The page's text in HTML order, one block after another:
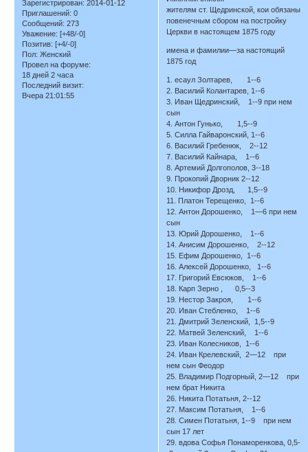
Зарегистрирован: 2014-01-12
Приглашений: 0
Сообщений: 273
Уважение: [+48/-0]
Позитив: [+4/-0]
Пол: Женский
Провел на форуме:
18 дней 2 часа
Последний визит:
Вчера 21:01:55
жителям ст. Щедринской, кои обязаны
повенечным сбором на постройку
Церкви в настоящем 1875 году
имена и фамилии—за настоящий
1875 год
1. есаул Золтарев, 1--6
2. Василий Колантарев, 1--6
3. Иван Щедринский, 1--9 при нем
сын
4. Антон Гунько, 1,5--9
5. Силла Гайваронский, 1--6
6. Василий Гребенюк, 2--12
7. Василий Кайнара, 1--6
8. Артемий Долгополов, 3--18
9. Прокопий Дворник 2--12
10. Никифор Дрозд, 1,5--9
11. Платон Терещенко, 1--6
12. Антон Дорошенко, 1—6 при нем
сын
13. Юрий Дорошенко, 1--6
14. Анисим Дорошенко, 2--12
15. Ефим Дорошенко, 1--6
16. Алексей Дорошенко, 1--6
17. Григорий Евсюков, 1--6
18. Карп Зерно , 0,5--3
19. Нестор Закроя, 1--6
20. Иван Стебленко, 1--6
21. Дмитрий Зеленский, 1,5--9
22. Матвей Зеленский, 1--6
23. Иван Колесников, 1--6
24. Иван Крелевский, 2—12 при
нем сын Феодор
25. Владимир Подгорный, 2—12 при
нем брат Никита
26. Никита Потатьня, 2--12
27. Максим Потатьня, 1--6
28. Симен Потатьня, 1--9 при нем
сын 17 лет
29. вдова Софья Понаморенкова, 0,5-